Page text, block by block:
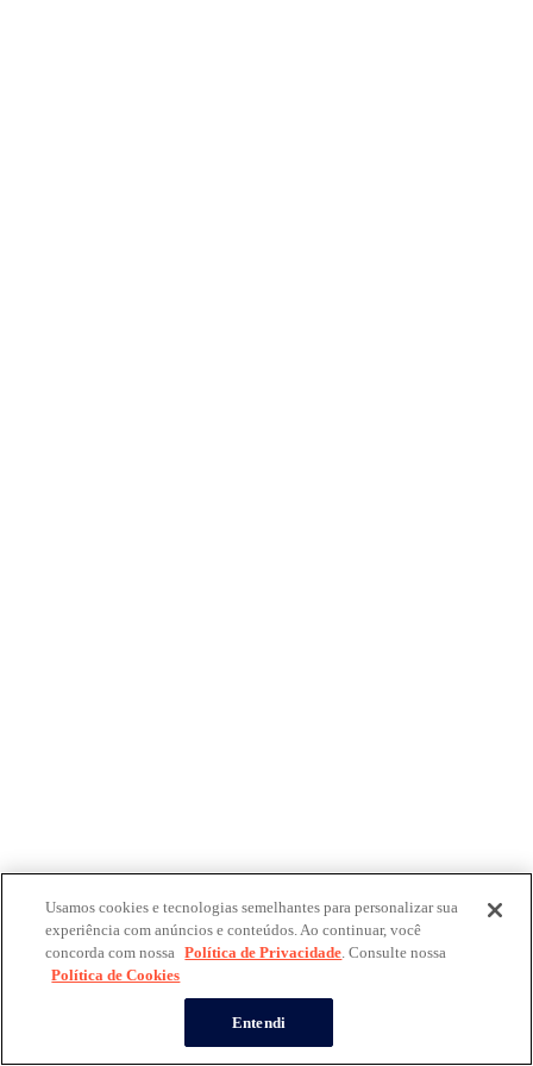
Usamos cookies e tecnologias semelhantes para personalizar sua
experiência com anúncios e conteúdos. Ao continuar, você
concorda com nossa Política de Privacidade. Consulte nossa
Política de Cookies
Entendi